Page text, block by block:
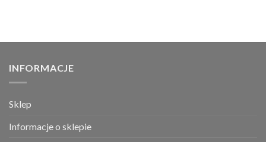
INFORMACJE
Sklep
Informacje o sklepie